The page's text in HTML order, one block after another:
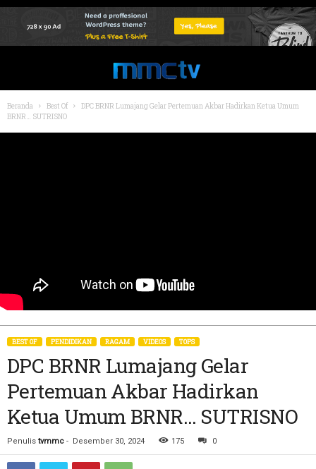
Beranda Best Of
DPC BRNR Lumajang Gelar Pertemuan Akbar Hadirkan Ketua Umum
BRNR… SUTRISNO
BEST OF PENDIDIKAN RAGAM VIDEOS TOPS
DPC BRNR Lumajang Gelar
Pertemuan Akbar Hadirkan
Ketua Umum BRNR… SUTRISNO
Penulis tvmmc - Desember 30, 2024 175 0